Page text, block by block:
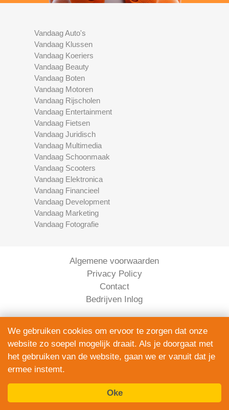
Vandaag Auto's
Vandaag Klussen
Vandaag Koeriers
Vandaag Beauty
Vandaag Boten
Vandaag Motoren
Vandaag Rijscholen
Vandaag Entertainment
Vandaag Fietsen
Vandaag Juridisch
Vandaag Multimedia
Vandaag Schoonmaak
Vandaag Scooters
Vandaag Elektronica
Vandaag Financieel
Vandaag Development
Vandaag Marketing
Vandaag Fotografie
Algemene voorwaarden
Privacy Policy
Contact
Bedrijven Inlog
Elektronica Vandaag is onderdeel van
ServiceRight B.V. | KVK 90914872
We gebruiken cookies om ervoor te zorgen dat onze
website zo soepel mogelijk draait. Als je doorgaat met
het gebruiken van de website, gaan we er vanuit dat je
ermee instemt.
Oke